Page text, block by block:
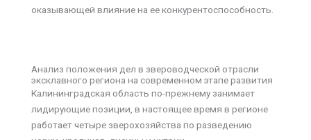
оказывающей влияние на ее конкурентоспособность.
Анализ положения дел в звероводческой отрасли
эксклавного региона на современном этапе развития
Калининградская область по-прежнему занимает
лидирующие позиции, в настоящее время в регионе
работает четыре зверохозяйства по разведению